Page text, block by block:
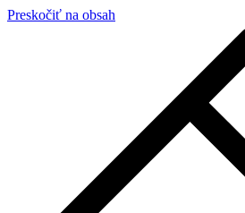
Preskočiť na obsah